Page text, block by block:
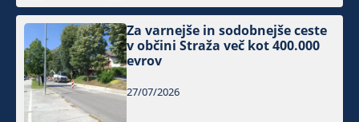
Za varnejše in sodobnejše ceste
v občini Straža več kot 400.000
evrov
27/07/2026